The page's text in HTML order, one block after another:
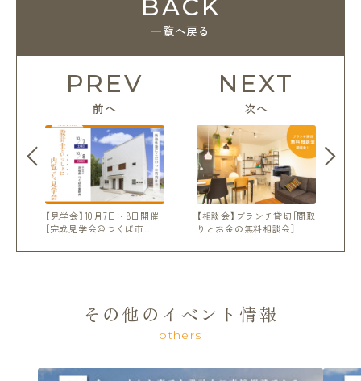
PREV
前へ
【見学会】10月7日・8日開催
［完成見学会＠つくば市…
BACK
一覧へ戻る
【相談会】ブランチ貸切［間取
りとお金の無料相談会］
NEXT
次へ
その他のイベント情報
others